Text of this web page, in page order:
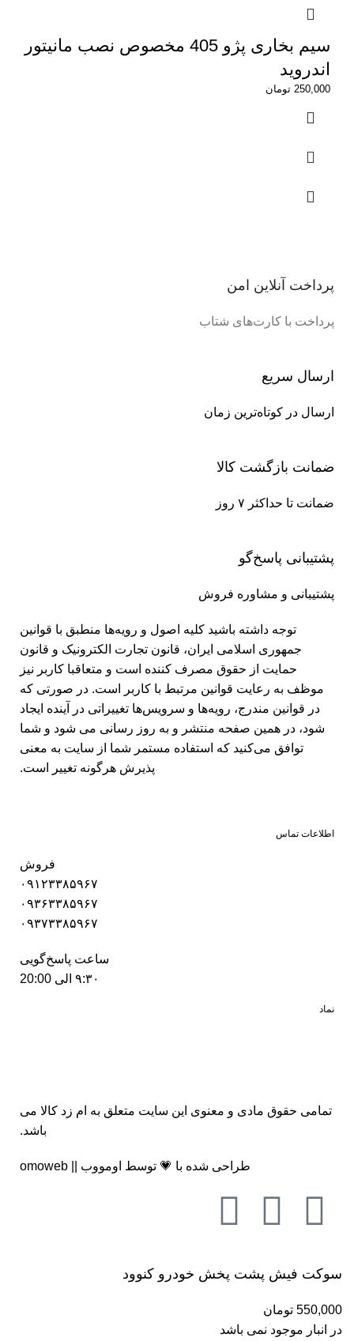
سیم بخاری پژو 405 مخصوص نصب مانیتور
اندروید
250,000 تومان
پرداخت آنلاین امن
پرداخت با کارت‌های شتاب
ارسال سریع
ارسال در کوتاه‌ترین زمان
ضمانت بازگشت کالا
ضمانت تا حداکثر ۷ روز
پشتیبانی پاسخ‌گو
پشتیبانی و مشاوره فروش
توجه داشته باشید کلیه اصول و رویه‏‌ها منطبق با قوانین
جمهوری اسلامی ایران، قانون تجارت الکترونیک و قانون
حمایت از حقوق مصرف کننده است و متعاقبا کاربر نیز
موظف به رعایت قوانین مرتبط با کاربر است. در صورتی که
در قوانین مندرج، رویه‏‌ها و سرویس‏‌ها تغییراتی در آینده ایجاد
شود، در همین صفحه منتشر و به روز رسانی می شود و شما
توافق می‏‌کنید که استفاده مستمر شما از سایت به معنی
پذیرش هرگونه تغییر است.
اطلاعات تماس
فروش
۰۹۱۲۳۳۸۵۹۶۷
۰۹۳۶۳۳۸۵۹۶۷
۰۹۳۷۳۳۸۵۹۶۷
ساعت پاسخ‌گویی
۹:۳۰ الی 20:00
نماد
تمامی حقوق مادی و معنوی این سایت متعلق به ام زد کالا می
باشد.
طراحی شده با 💗 توسط اومووب || omoweb
سوکت فیش پشت پخش خودرو کنوود
550,000 تومان
در انبار موجود نمی باشد